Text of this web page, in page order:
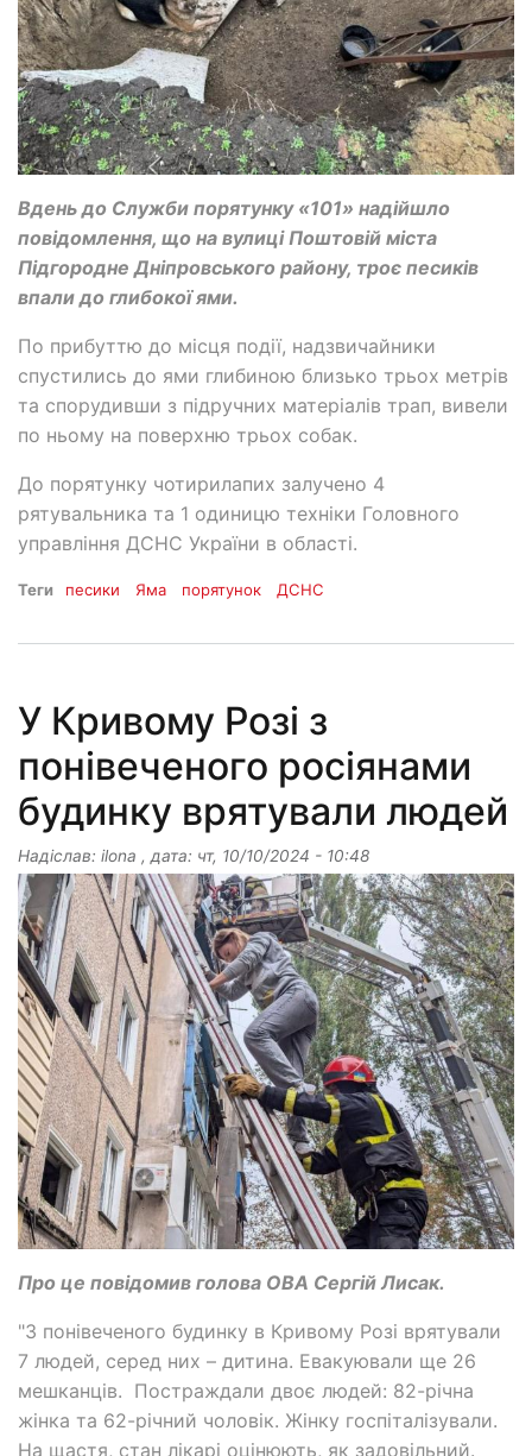
Вдень до Служби порятунку «101» надійшло
повідомлення, що на вулиці Поштовій міста
Підгородне Дніпровського району, троє песиків
впали до глибокої ями.
По прибуттю до місця події, надзвичайники
спустились до ями глибиною близько трьох метрів
та спорудивши з підручних матеріалів трап, вивели
по ньому на поверхню трьох собак.
До порятунку чотирилапих залучено 4
рятувальника та 1 одиницю техніки Головного
управління ДСНС України в області.
Теги песики Яма порятунок ДСНС
У Кривому Розі з
понівеченого росіянами
будинку врятували людей
Надіслав: ilona , дата: чт, 10/10/2024 - 10:48
Про це повідомив голова ОВА Сергій Лисак.
"З понівеченого будинку в Кривому Розі врятували
7 людей, серед них – дитина. Евакуювали ще 26
мешканців. Постраждали двоє людей: 82-річна
жінка та 62-річний чоловік. Жінку госпіталізували.
На щастя, стан лікарі оцінюють, як задовільний.